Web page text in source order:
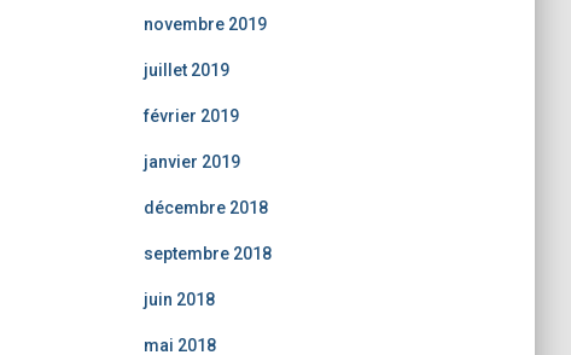
novembre 2019
juillet 2019
février 2019
janvier 2019
décembre 2018
septembre 2018
juin 2018
mai 2018